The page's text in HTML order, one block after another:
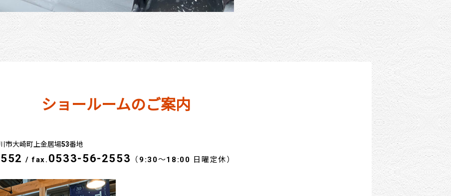
ショールームのご案内
大崎町上金居場53番地
/fax. 0533-56-2553 （9:30～18:00 日曜定休）